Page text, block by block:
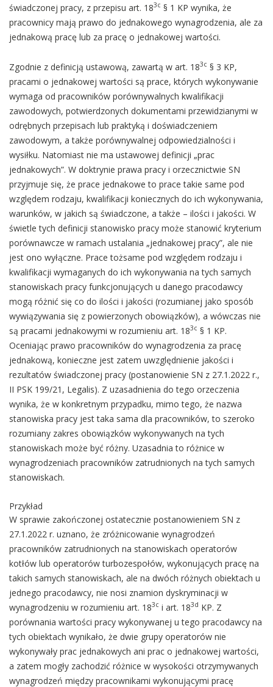
świadczonej pracy, z przepisu art. 183c § 1 KP wynika, że
pracownicy mają prawo do jednakowego wynagrodzenia, ale za
jednakową pracę lub za pracę o jednakowej wartości.
Zgodnie z definicją ustawową, zawartą w art. 183c § 3 KP,
pracami o jednakowej wartości są prace, których wykonywanie
wymaga od pracowników porównywalnych kwalifikacji
zawodowych, potwierdzonych dokumentami przewidzianymi w
odrębnych przepisach lub praktyką i doświadczeniem
zawodowym, a także porównywalnej odpowiedzialności i
wysiłku. Natomiast nie ma ustawowej definicji „prac
jednakowych”. W doktrynie prawa pracy i orzecznictwie SN
przyjmuje się, że prace jednakowe to prace takie same pod
względem rodzaju, kwalifikacji koniecznych do ich wykonywania,
warunków, w jakich są świadczone, a także – ilości i jakości. W
świetle tych definicji stanowisko pracy może stanowić kryterium
porównawcze w ramach ustalania „jednakowej pracy”, ale nie
jest ono wyłączne. Prace tożsame pod względem rodzaju i
kwalifikacji wymaganych do ich wykonywania na tych samych
stanowiskach pracy funkcjonujących u danego pracodawcy
mogą różnić się co do ilości i jakości (rozumianej jako sposób
wywiązywania się z powierzonych obowiązków), a wówczas nie
są pracami jednakowymi w rozumieniu art. 183c § 1 KP.
Oceniając prawo pracowników do wynagrodzenia za pracę
jednakową, konieczne jest zatem uwzględnienie jakości i
rezultatów świadczonej pracy (postanowienie SN z 27.1.2022 r.,
II PSK 199/21, Legalis). Z uzasadnienia do tego orzeczenia
wynika, że w konkretnym przypadku, mimo tego, że nazwa
stanowiska pracy jest taka sama dla pracowników, to szeroko
rozumiany zakres obowiązków wykonywanych na tych
stanowiskach może być różny. Uzasadnia to różnice w
wynagrodzeniach pracowników zatrudnionych na tych samych
stanowiskach.
Przykład
W sprawie zakończonej ostatecznie postanowieniem SN z
27.1.2022 r. uznano, że zróżnicowanie wynagrodzeń
pracowników zatrudnionych na stanowiskach operatorów
kotłów lub operatorów turbozespołów, wykonujących pracę na
takich samych stanowiskach, ale na dwóch różnych obiektach u
jednego pracodawcy, nie nosi znamion dyskryminacji w
wynagrodzeniu w rozumieniu art. 183c i art. 183d KP. Z
porównania wartości pracy wykonywanej u tego pracodawcy na
tych obiektach wynikało, że dwie grupy operatorów nie
wykonywały prac jednakowych ani prac o jednakowej wartości,
a zatem mogły zachodzić różnice w wysokości otrzymywanych
wynagrodzeń między pracownikami wykonującymi pracę